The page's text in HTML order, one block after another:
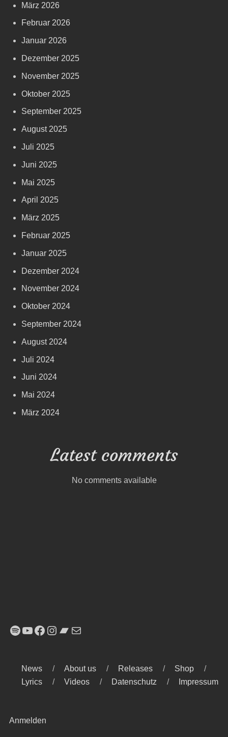
März 2026
Februar 2026
Januar 2026
Dezember 2025
November 2025
Oktober 2025
September 2025
August 2025
Juli 2025
Juni 2025
Mai 2025
April 2025
März 2025
Februar 2025
Januar 2025
Dezember 2024
November 2024
Oktober 2024
September 2024
August 2024
Juli 2024
Juni 2024
Mai 2024
März 2024
Latest comments
No comments available
Spotify
YouTube
Facebook
Instagram
Bandcamp
E-Mail
News About us Releases
Shop
Lyrics
Videos Datenschutz Impressum
Anmelden